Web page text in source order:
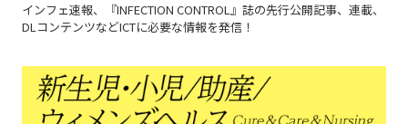
インフェ速報、『INFECTION CONTROL』誌の先行公開記事、連載、
DLコンテンツなどICTに必要な情報を発信！